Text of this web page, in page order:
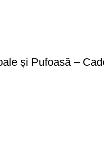
și Pufoasă –